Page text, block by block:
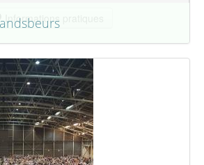
Informations pratiques